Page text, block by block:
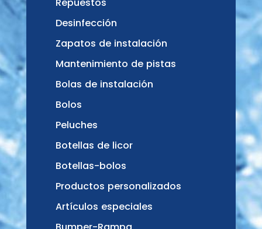
Repuestos
Desinfección
Zapatos de instalación
Mantenimiento de pistas
Bolas de instalación
Bolos
Peluches
Botellas de licor
Botellas-bolos
Productos personalizados
Artículos especiales